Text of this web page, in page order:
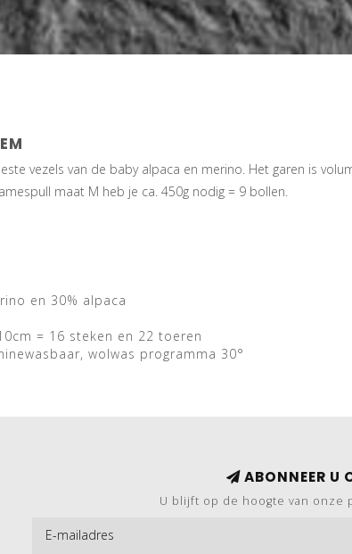
vezels van de baby alpaca en merino. Het garen is
maat M heb je ca. 450g nodig = 9 bollen.
en 30% alpaca
= 16 steken en 22 toeren
wolwas programma 30°
ABONNEER U
U blijft op de hoogte van onze